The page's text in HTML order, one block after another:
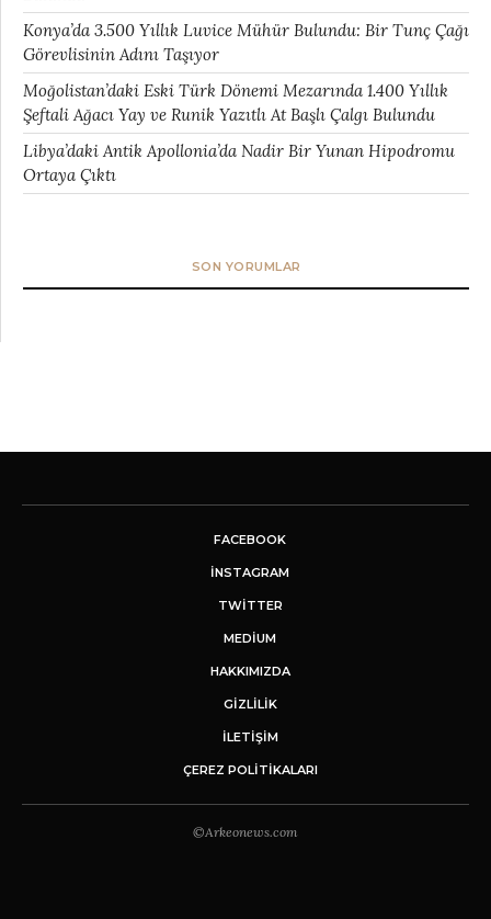
Konya’da 3.500 Yıllık Luvice Mühür Bulundu: Bir Tunç Çağı
Görevlisinin Adını Taşıyor
Moğolistan’daki Eski Türk Dönemi Mezarında 1.400 Yıllık
Şeftali Ağacı Yay ve Runik Yazıtlı At Başlı Çalgı Bulundu
Libya’daki Antik Apollonia’da Nadir Bir Yunan Hipodromu
Ortaya Çıktı
SON YORUMLAR
FACEBOOK
INSTAGRAM
TWITTER
MEDIUM
HAKKIMIZDA
GİZLİLİK
İLETIŞIM
ÇEREZ POLITIKALARI
©Arkeonews.com